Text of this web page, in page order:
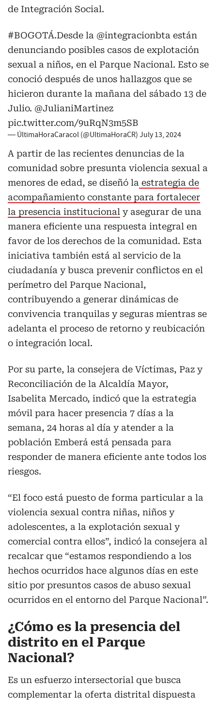
de Integración Social.
#BOGOTÁ.Desde la @integracionbta están
denunciando posibles casos de explotación
sexual a niños, en el Parque Nacional. Esto se
conoció después de unos hallazgos que se
hicieron durante la mañana del sábado 13 de
Julio. @JulianiMartinez
pic.twitter.com/9uRqN3m5SB
— ÚltimaHoraCaracol (@UltimaHoraCR) July 13, 2024
A partir de las recientes denuncias de la
comunidad sobre presunta violencia sexual a
menores de edad, se diseñó la estrategia de
acompañamiento constante para fortalecer
la presencia institucional y asegurar de una
manera eficiente una respuesta integral en
favor de los derechos de la comunidad. Esta
iniciativa también está al servicio de la
ciudadanía y busca prevenir conflictos en el
perímetro del Parque Nacional,
contribuyendo a generar dinámicas de
convivencia tranquilas y seguras mientras se
adelanta el proceso de retorno y reubicación
o integración local.
Por su parte, la consejera de Víctimas, Paz y
Reconciliación de la Alcaldía Mayor,
Isabelita Mercado, indicó que la estrategia
móvil para hacer presencia 7 días a la
semana, 24 horas al día y atender a la
población Emberá está pensada para
responder de manera eficiente ante todos los
riesgos.
“El foco está puesto de forma particular a la
violencia sexual contra niñas, niños y
adolescentes, a la explotación sexual y
comercial contra ellos”, indicó la consejera al
recalcar que “estamos respondiendo a los
hechos ocurridos hace algunos días en este
sitio por presuntos casos de abuso sexual
ocurridos en el entorno del Parque Nacional”.
¿Cómo es la presencia del
distrito en el Parque
Nacional?
Es un esfuerzo intersectorial que busca
complementar la oferta distrital dispuesta